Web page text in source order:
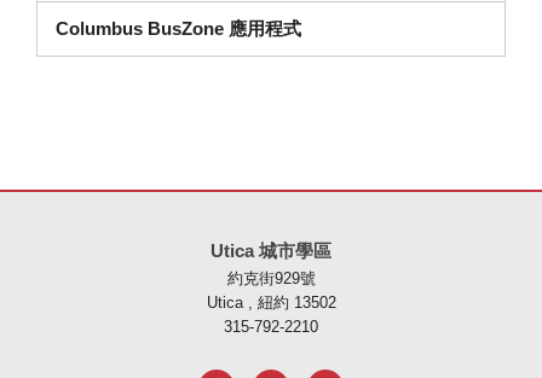
Columbus BusZone 應用程式
Utica 城市學區
約克街929號
Utica , 紐約 13502
315-792-2210